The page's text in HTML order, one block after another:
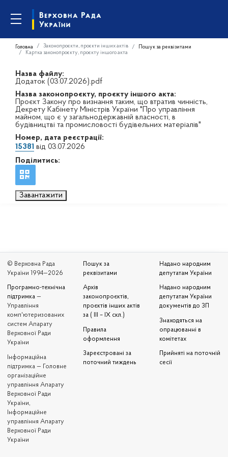
Головна Законопроєкти, проєкти інших актів
Пошук за реквізитами
Картка законопроєкту, проєкту іншого акта
Назва файлу:
Додаток (03.07.2026).pdf
Назва законопроєкту, проєкту іншого акта:
Проєкт Закону про визнання таким, що втратив чинність,
Декрету Кабінету Міністрів України "Про управління
майном, що є у загальнодержавній власності, в
будівництві та промисловості будівельних матеріалів"
Номер, дата реєстрації:
15381 від 03.07.2026
Поділитись:
Завантажити
© Верховна Рада
України 1994—2026
Програмно-технічна
підтримка —
Управління
комп'ютеризованих
систем Апарату
Верховної Ради
України
Iнформаційна
підтримка — Головне
організаційне
управління Апарату
Верховної Ради
України,
Інформаційне
управління Апарату
Верховної Ради
України
Пошук за
реквізитами
Архів
законопроєктів,
проєктів інших актів
за ( III – IX скл.)
Правила
оформлення
Зареєстровані за
поточний тиждень
Надано народним
депутатам України
Надано народним
депутатам України
документів до ЗП
Знаходяться на
опрацюванні в
комітетах
Прийняті на поточній
сесії